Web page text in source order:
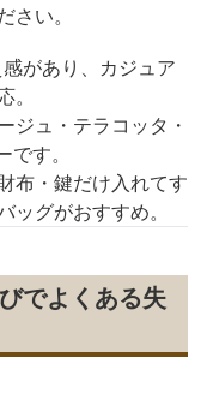
い。
があり、カジュア
ジュ・テラコッタ・
す。
布・鍵だけ入れてす
グがおすすめ。
でよくある失